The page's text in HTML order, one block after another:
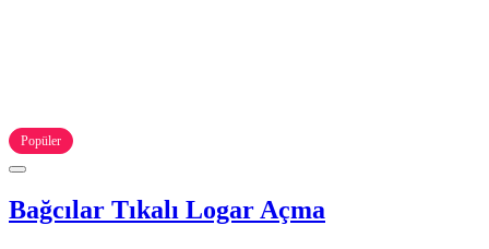
Popüler
Bağcılar Tıkalı Logar Açma